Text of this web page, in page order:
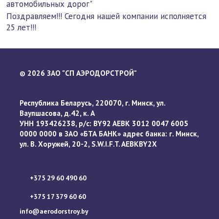
автомобильных дорог"
Поздравляем!!! Сегодня нашей компании исполняется
25 лет!!!
© 2026 ЗАО "СП АЭРОДОРСТРОЙ"
Республика Беларусь, 220070, г. Минск, ул.
Ваупшасова, д.42, к. А
УНН 193426238, р/с: BY92 AEBK 3012 0047 6005
0000 0000 в ЗАО «БТА БАНК» адрес банка: г. Минск,
ул. В. Хоружей, 20-2, S.W.I.F.T. AEBKBY2X
+375 29 60 490 60
+375 17 379 60 60
info@aerodorstroy.by